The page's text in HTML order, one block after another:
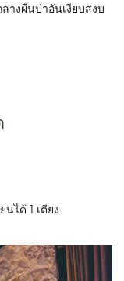
างผืนป่าอันเงียบสงบ
นได้ 1 เตียง